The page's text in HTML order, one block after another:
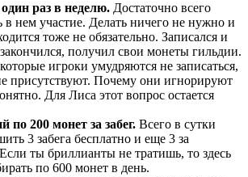
раз в неделю. Достаточно всего
нем участие. Делать ничего не нужно и
тоже не обязательно. Записался и
получил свои монеты гильдии.
игроки умудряются не записаться,
присутствуют. Почему они игнорируют
Для Лиса этот вопрос остается
по 200 монет за забег. Всего в сутки
3 забега бесплатно и еще 3 за
ты бриллианты не тратишь, то здесь
по 600 монет в день.